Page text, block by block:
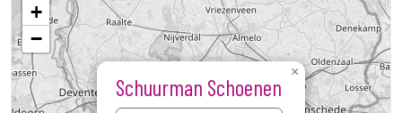
Schuurman Schoenen
×
+
−